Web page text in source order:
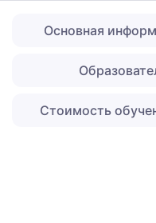
Основная
Стоимость